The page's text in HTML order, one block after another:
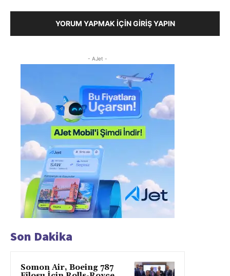
YORUM YAPMAK İÇIN GIRIŞ YAPIN
- AJet -
Son Dakika
Somon Air, Boeing 787